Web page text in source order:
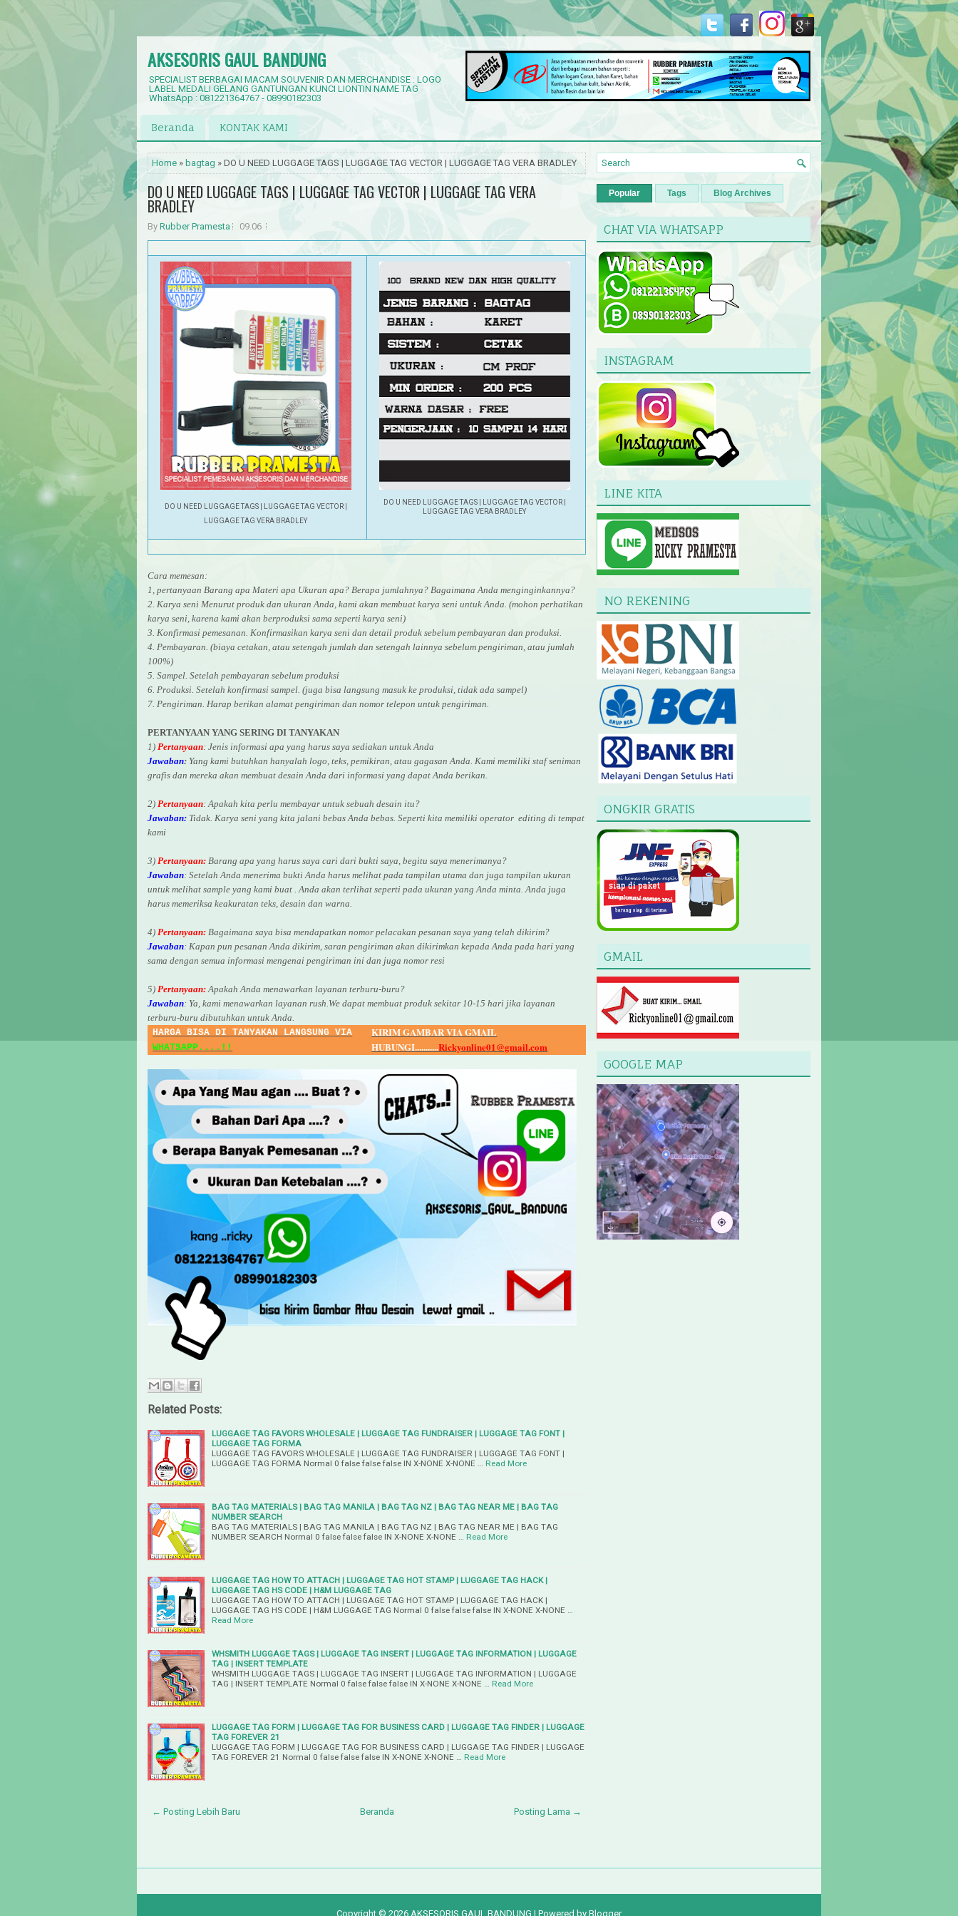
AKSESORIS GAUL BANDUNG
SPECIALIST BERBAGAI MACAM SOUVENIR DAN MERCHANDISE : LOGO
LABEL MEDALI GELANG GANTUNGAN KUNCI LIONTIN NAME TAG
WhatsApp : 081221364767 - 08990182303
Beranda KONTAK KAMI
Home » bagtag » DO U NEED LUGGAGE TAGS | LUGGAGE TAG VECTOR | LUGGAGE TAG VERA BRADLEY
DO U NEED LUGGAGE TAGS | LUGGAGE TAG VECTOR | LUGGAGE TAG VERA
BRADLEY
By Rubber Pramesta 09.06
DO U NEED LUGGAGE TAGS| LUGGAGE TAG VECTOR|
LUGGAGE TAG VERA BRADLEY
DO U NEED LUGGAGE TAGS| LUGGAGE TAG VECTOR|
LUGGAGE TAG VERA BRADLEY
Cara memesan:
1, pertanyaan Barang apa Materi apa Ukuran apa? Berapa jumlahnya? Bagaimana Anda menginginkannya?
2. Karya seni Menurut produk dan ukuran Anda, kami akan membuat karya seni untuk Anda. (mohon perhatikan
karya seni, karena kami akan berproduksi sama seperti karya seni)
3. Konfirmasi pemesanan. Konfirmasikan karya seni dan detail produk sebelum pembayaran dan produksi.
4. Pembayaran. (biaya cetakan, atau setengah jumlah dan setengah lainnya sebelum pengiriman, atau jumlah
100%)
5. Sampel. Setelah pembayaran sebelum produksi
6. Produksi. Setelah konfirmasi sampel. (juga bisa langsung masuk ke produksi, tidak ada sampel)
7. Pengiriman. Harap berikan alamat pengiriman dan nomor telepon untuk pengiriman.
PERTANYAAN YANG SERING DI TANYAKAN
1) Pertanyaan: Jenis informasi apa yang harus saya sediakan untuk Anda
Jawaban: Yang kami butuhkan hanyalah logo, teks, pemikiran, atau gagasan Anda. Kami memiliki staf seniman
grafis dan mereka akan membuat desain Anda dari informasi yang dapat Anda berikan.
2) Pertanyaan: Apakah kita perlu membayar untuk sebuah desain itu?
Jawaban: Tidak. Karya seni yang kita jalani bebas Anda bebas. Seperti kita memiliki operator editing di tempat
kami
3) Pertanyaan: Barang apa yang harus saya cari dari bukti saya, begitu saya menerimanya?
Jawaban: Setelah Anda menerima bukti Anda harus melihat pada tampilan utama dan juga tampilan ukuran
untuk melihat sample yang kami buat . Anda akan terlihat seperti pada ukuran yang Anda minta. Anda juga
harus memeriksa keakuratan teks, desain dan warna.
4) Pertanyaan: Bagaimana saya bisa mendapatkan nomor pelacakan pesanan saya yang telah dikirim?
Jawaban: Kapan pun pesanan Anda dikirim, saran pengiriman akan dikirimkan kepada Anda pada hari yang
sama dengan semua informasi mengenai pengiriman ini dan juga nomor resi
5) Pertanyaan:Apakah Anda menawarkan layanan terburu-buru?
Jawaban: Ya, kami menawarkan layanan rush.We dapat membuat produk sekitar 10-15 hari jika layanan
terburu-buru dibutuhkan untuk Anda.
HARGA BISA DI TANYAKAN LANGSUNG VIA
WHATSAPP....!!
KIRIM GAMBAR VIA GMAIL
HUBUNGI...........Rickyonline01@gmail.com
Related Posts:
LUGGAGE TAG FAVORS WHOLESALE | LUGGAGE TAG FUNDRAISER | LUGGAGE TAG FONT |
LUGGAGE TAG FORMA
LUGGAGE TAG FAVORS WHOLESALE | LUGGAGE TAG FUNDRAISER | LUGGAGE TAG FONT |
LUGGAGE TAG FORMA Normal 0 false false false IN X-NONE X-NONE …
Read More
BAG TAG MATERIALS | BAG TAG MANILA | BAG TAG NZ | BAG TAG NEAR ME | BAG TAG
NUMBER SEARCH
BAG TAG MATERIALS | BAG TAG MANILA | BAG TAG NZ | BAG TAG NEAR ME | BAG TAG
NUMBER SEARCH Normal 0 false false false IN X-NONE X-NONE …
Read More
LUGGAGE TAG HOW TO ATTACH | LUGGAGE TAG HOT STAMP | LUGGAGE TAG HACK |
LUGGAGE TAG HS CODE | H&M LUGGAGE TAG
LUGGAGE TAG HOW TO ATTACH | LUGGAGE TAG HOT STAMP | LUGGAGE TAG HACK |
LUGGAGE TAG HS CODE | H&M LUGGAGE TAG Normal 0 false false false IN X-NONE X-NONE …
Read More
WHSMITH LUGGAGE TAGS | LUGGAGE TAG INSERT | LUGGAGE TAG INFORMATION | LUGGAGE
TAG | INSERT TEMPLATE
WHSMITH LUGGAGE TAGS | LUGGAGE TAG INSERT | LUGGAGE TAG INFORMATION | LUGGAGE
TAG | INSERT TEMPLATE Normal 0 false false false IN X-NONE X-NONE …
Read More
LUGGAGE TAG FORM | LUGGAGE TAG FOR BUSINESS CARD | LUGGAGE TAG FINDER | LUGGAGE
TAG FOREVER 21
LUGGAGE TAG FORM | LUGGAGE TAG FOR BUSINESS CARD | LUGGAGE TAG FINDER | LUGGAGE
TAG FOREVER 21 Normal 0 false false false IN X-NONE X-NONE …
Read More
← Posting Lebih Baru Posting Lama →
Beranda
Popular Tags Blog Archives
CHAT VIA WHATSAPP
INSTAGRAM
LINE KITA
NO REKENING
ONGKIR GRATIS
GMAIL
GOOGLE MAP
Copyright © 2026 AKSESORIS GAUL BANDUNG | Powered by Blogger